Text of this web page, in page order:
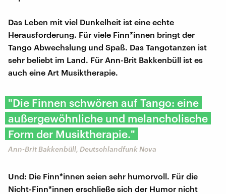
Das Leben mit viel Dunkelheit ist eine echte
Herausforderung. Für viele Finn*innen bringt der
Tango Abwechslung und Spaß. Das Tangotanzen ist
sehr beliebt im Land. Für Ann-Brit Bakkenbüll ist es
auch eine Art Musiktherapie.
"Die Finnen schwören auf Tango: eine
außergewöhnliche und melancholische
Form der Musiktherapie."
Ann-Brit Bakkenbüll, Deutschlandfunk Nova
Und: Die Finn*innen seien sehr humorvoll. Für die
Nicht-Finn*innen erschließe sich der Humor nicht